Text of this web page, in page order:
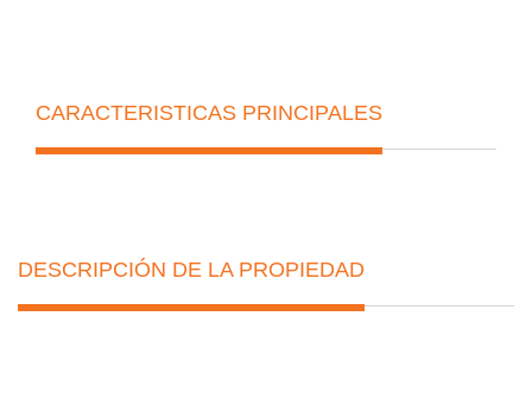
CARACTERISTICAS PRINCIPALES
DESCRIPCIÓN DE LA PROPIEDAD